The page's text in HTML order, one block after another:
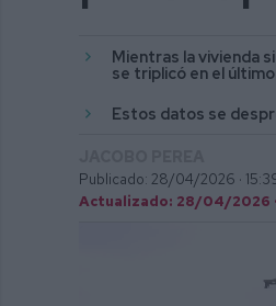
Mientras la vivienda
se triplicó en el
Estos datos se
Publicado: 28/04/2026 ·
Actualizado: 28/04/2026